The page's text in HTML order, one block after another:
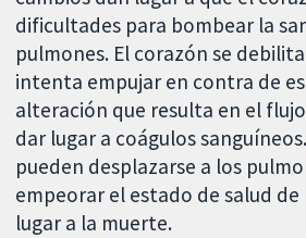
dificultades para bombear la
pulmones. El corazón se
intenta empujar en contra de
alteración que resulta en el
dar lugar a coágulos
pueden desplazarse a los
empeorar el estado de salud
lugar a la muerte.